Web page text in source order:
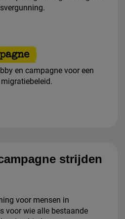
en campagne voor een
strijden
voor mensen in
voor wie alle bestaande